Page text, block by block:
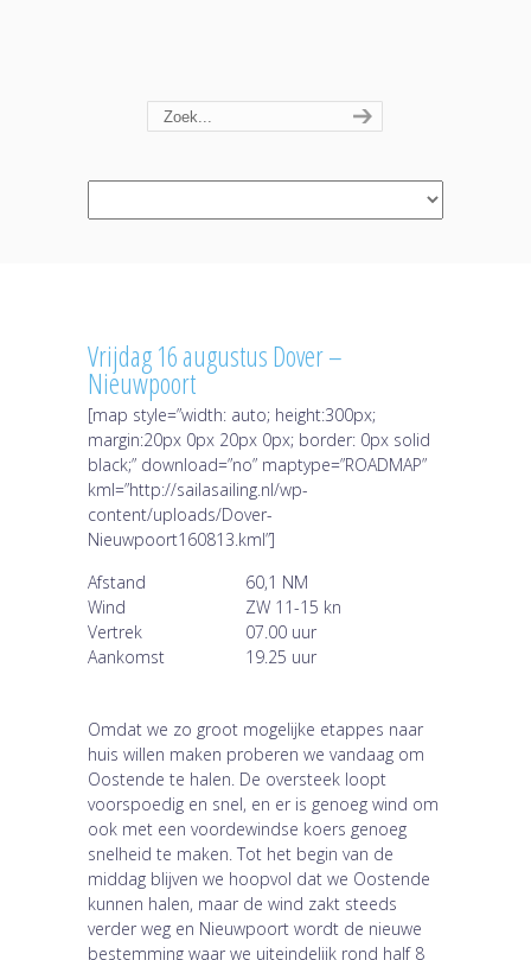
Vrijdag 16 augustus Dover –
Nieuwpoort
[map style=”width: auto; height:300px;
margin:20px 0px 20px 0px; border: 0px solid
black;” download=”no” maptype=”ROADMAP”
kml=”http://sailasailing.nl/wp-
content/uploads/Dover-
Nieuwpoort160813.kml”]
Afstand
60,1 NM
Wind
ZW 11-15 kn
Vertrek
07.00 uur
Aankomst
19.25 uur
Omdat we zo groot mogelijke etappes naar
huis willen maken proberen we vandaag om
Oostende te halen. De oversteek loopt
voorspoedig en snel, en er is genoeg wind om
ook met een voordewindse koers genoeg
snelheid te maken. Tot het begin van de
middag blijven we hoopvol dat we Oostende
kunnen halen, maar de wind zakt steeds
verder weg en Nieuwpoort wordt de nieuwe
bestemming waar we uiteindelijk rond half 8